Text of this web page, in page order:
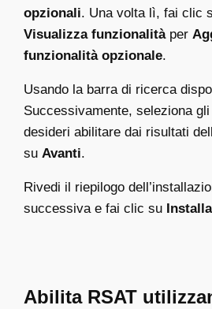
opzionali. Una volta lì, fai clic
Visualizza funzionalitàper
funzionalità opzionale.
Usando la barra di ricerca
Successivamente, seleziona
desideri abilitare dai risultati
su Avanti.
Rivedi il riepilogo
successiva e fai clic su Installa
Abilita RSAT